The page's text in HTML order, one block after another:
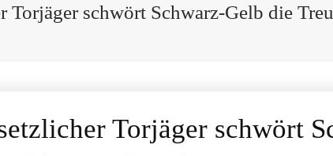
Torjäger schwört Schwarz-Gelb die
Torjäger schwört